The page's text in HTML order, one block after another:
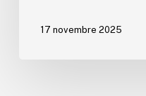
17 novembre 2025